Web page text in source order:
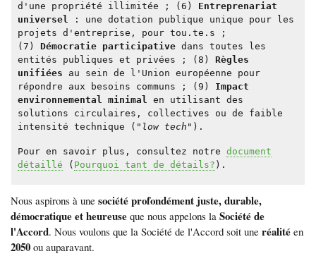
d'une propriété illimitée ; (6) Entreprenariat
universel : une dotation publique unique pour les
projets d'entreprise, pour tou.te.s ;
(7) Démocratie participative dans toutes les
entités publiques et privées ; (8) Règles
unifiées au sein de l'Union européenne pour
répondre aux besoins communs ; (9) Impact
environnemental minimal en utilisant des
solutions circulaires, collectives ou de faible
intensité technique ( "low tech" ).
Pour en savoir plus, consultez notre document
détaillé ( Pourquoi tant de détails? ).
Nous aspirons à une société profondément juste, durable,
démocratique et heureuse que nous appelons la Société de
l'Accord. Nous voulons que la Société de l'Accord soit une réalité en
2050 ou auparavant.